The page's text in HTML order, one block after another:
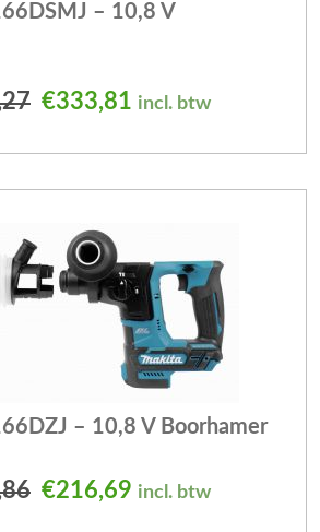
– 10,8 V
Oorspronkelijke prijs
€333,81 Huidige prijs is:
incl. btw
– 10,8 V Boorhamer
Oorspronkelijke prijs
€216,69 Huidige prijs is:
incl. btw